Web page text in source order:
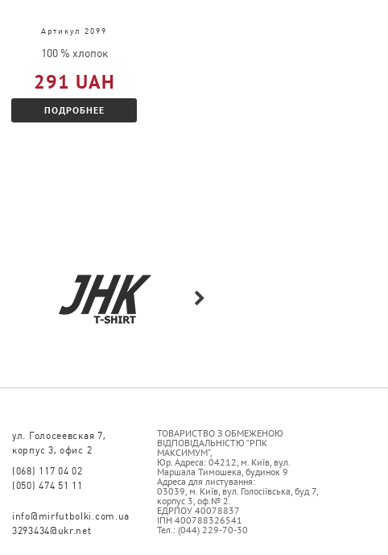
Артикул 2099
100 % хлопок
291 UAH
ПОДРОБНЕЕ
ТОВАРИСТВО З ОБМЕЖЕНОЮ
ВІДПОВІДАЛЬНІСТЮ “РПК
МАКСИМУМ”,
Юр. Адреса: 04212, м. Київ, вул.
Маршала Тимошека, будинок 9
Адреса для листування:
03039, м. Київ, вул. Голосіївська, буд 7,
корпус 3, оф.№ 2.
ЕДРПОУ 40078837
ІПН 400788326541
Тел.: (044) 229-70-30
ул. Голосеевская 7,
корпус 3, офис 2
(068) 117 04 02
(050) 474 51 11
info@mirfutbolki.com.ua
3293434@ukr.net